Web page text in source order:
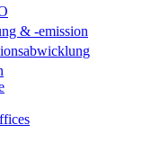
& -emission